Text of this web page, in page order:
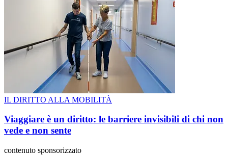
IL DIRITTO ALLA MOBILITÀ
Viaggiare è un diritto: le barriere invisibili di chi non
vede e non sente
contenuto sponsorizzato